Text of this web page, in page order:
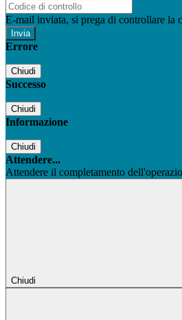
E-mail inviata, si prega di controllare la
Errore
Chiudi
Successo
Chiudi
Informazione
Chiudi
Attendere...
Attendere il completamento
Chiudi